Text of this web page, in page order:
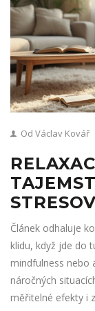
Od Václav Kovář
Článek odhaluje
klidu, když jde do
mindfulness nebo
náročných
měřitelné efekty i